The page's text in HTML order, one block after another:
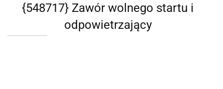
{548717} Zawór wolnego startu i
odpowietrzający